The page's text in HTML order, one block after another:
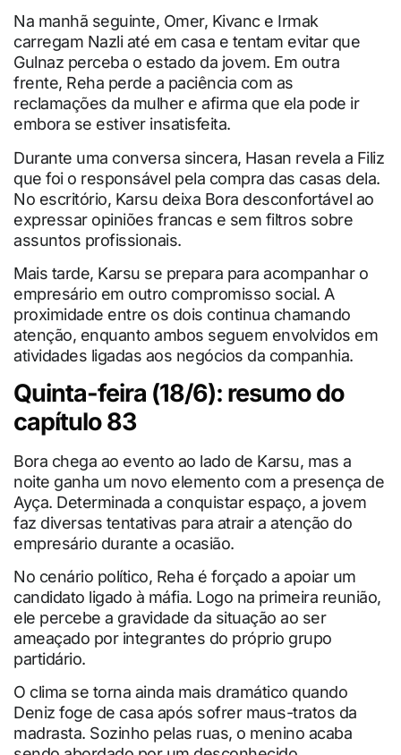
Na manhã seguinte, Omer, Kivanc e Irmak
carregam Nazli até em casa e tentam evitar que
Gulnaz perceba o estado da jovem. Em outra
frente, Reha perde a paciência com as
reclamações da mulher e afirma que ela pode ir
embora se estiver insatisfeita.
Durante uma conversa sincera, Hasan revela a Filiz
que foi o responsável pela compra das casas dela.
No escritório, Karsu deixa Bora desconfortável ao
expressar opiniões francas e sem filtros sobre
assuntos profissionais.
Mais tarde, Karsu se prepara para acompanhar o
empresário em outro compromisso social. A
proximidade entre os dois continua chamando
atenção, enquanto ambos seguem envolvidos em
atividades ligadas aos negócios da companhia.
Quinta-feira (18/6): resumo do
capítulo 83
Bora chega ao evento ao lado de Karsu, mas a
noite ganha um novo elemento com a presença de
Ayça. Determinada a conquistar espaço, a jovem
faz diversas tentativas para atrair a atenção do
empresário durante a ocasião.
No cenário político, Reha é forçado a apoiar um
candidato ligado à máfia. Logo na primeira reunião,
ele percebe a gravidade da situação ao ser
ameaçado por integrantes do próprio grupo
partidário.
O clima se torna ainda mais dramático quando
Deniz foge de casa após sofrer maus-tratos da
madrasta. Sozinho pelas ruas, o menino acaba